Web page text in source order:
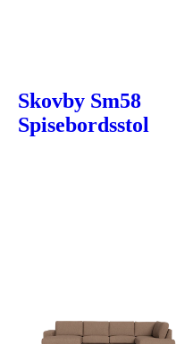
Skovby Sm58
Spisebordsstol